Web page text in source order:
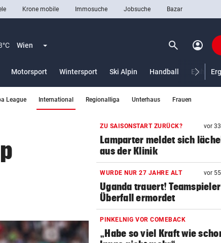
Krone mobile Immosuche Jobsuche Bazar
Wien Menü aufklappen search Suchen
account_circle
Motorsport Wintersport Ski Alpin Handball
League International Regionalliga Unterhaus Frauen
ZU SAISONSTART ZURÜCK? vor
Lamparter meldet sich
aus der Klinik
WURDE NUR 27 JAHRE ALT vor
Uganda trauert!
Überfall ermordet
PINKELNIG VOR COMEBACK
„Habe so viel Kraft wie